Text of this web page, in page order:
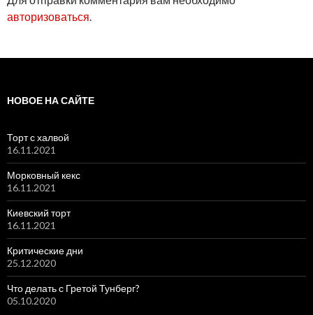
авторизоваться.
НОВОЕ НА САЙТЕ
Торт с халвой
16.11.2021
Морковный кекс
16.11.2021
Киевский торт
16.11.2021
Критические дни
25.12.2020
Что делать с Гретой Тунберг?
05.10.2020